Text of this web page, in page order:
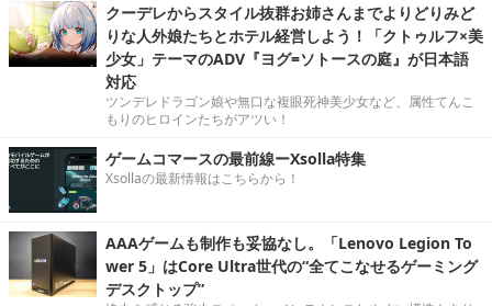
クーデレからスタイル抜群お姉さんまでよりどりみど
りな人外娘たちとホテル経営しよう！「クトゥルフ×美
少女」テーマのADV『ヨグ=ソトースの庭』が日本語
対応
ツンデレドラゴン娘や無口な複眼死神美少女など、属性てんこ
もりのヒロインたちがアツい！
ゲームコマースの最前線ーXsolla特集
Xsollaの最新情報はこちらから！
AAAゲームも制作も妥協なし。「Lenovo Legion To
wer 5」はCore Ultra世代の“全てこなせるゲーミング
デスクトップ”